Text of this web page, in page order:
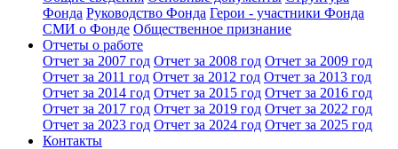
Фонда Руководство Фонда Герои - участники Фонда
СМИ о Фонде Общественное признание
Отчеты о работе
Отчет за 2007 год Отчет за 2008 год Отчет за 2009 год
Отчет за 2011 год Отчет за 2012 год Отчет за 2013 год
Отчет за 2014 год Отчет за 2015 год Отчет за 2016 год
Отчет за 2017 год Отчет за 2019 год Отчет за 2022 год
Отчет за 2023 год Отчет за 2024 год Отчет за 2025 год
Контакты